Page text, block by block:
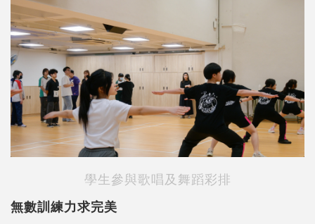
學生參與歌唱及舞蹈彩排
無數訓練力求完美